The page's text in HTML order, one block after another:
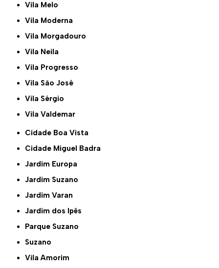
Vila Melo
Vila Moderna
Vila Morgadouro
Vila Neila
Vila Progresso
Vila São José
Vila Sérgio
Vila Valdemar
Cidade Boa Vista
Cidade Miguel Badra
Jardim Europa
Jardim Suzano
Jardim Varan
Jardim dos Ipês
Parque Suzano
Suzano
Vila Amorim